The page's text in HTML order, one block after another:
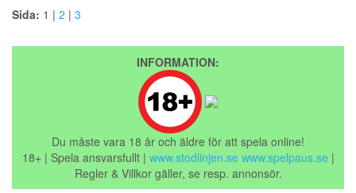
Sida: 1 | 2 | 3
INFORMATION:
Du måste vara 18 år och äldre för att spela online!
18+ | Spela ansvarsfullt | www.stodlinjen.se www.spelpaus.se |
Regler & Villkor gäller, se resp. annonsör.